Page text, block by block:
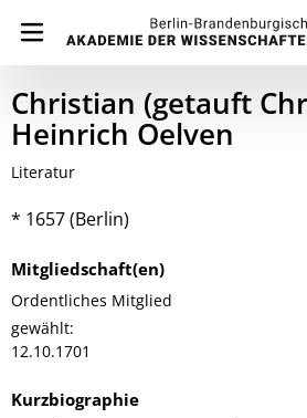
Christian (getauft
Heinrich Oelven
Literatur
* 1657 (Berlin)
Mitgliedschaft(en)
Ordentliches Mitglied
gewählt:
12.10.1701
Kurzbiographie